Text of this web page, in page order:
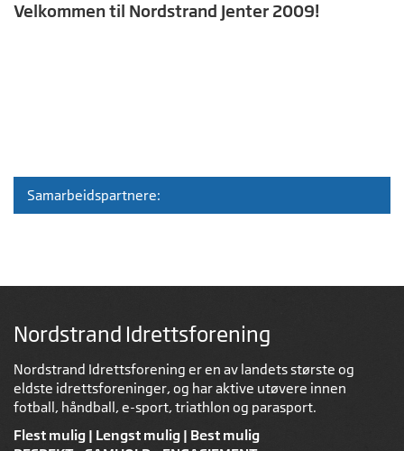
Velkommen til Nordstrand Jenter 2009!
Samarbeidspartnere:
Nordstrand Idrettsforening
Nordstrand Idrettsforening er en av landets største og
eldste idrettsforeninger, og har aktive utøvere innen
fotball, håndball, e-sport, triathlon og parasport.
Flest mulig | Lengst mulig | Best mulig